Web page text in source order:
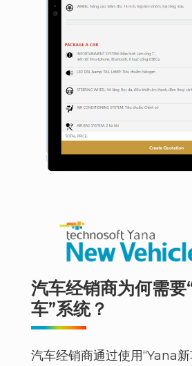
汽车经销商为何需要
车”系统？
汽车经销商通过使用“Yana